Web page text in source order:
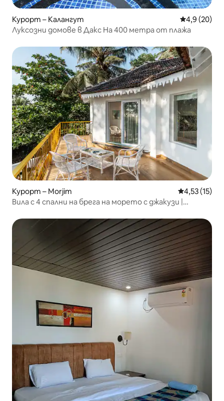
Курорт – Калангут Средна
4,9 (20)
Луксозни домове в Дакс На 400 метра от плажа
Курорт – Morjim Средна
4,53 (15)
Вила с 4 спални на брега на морето с джакузи |